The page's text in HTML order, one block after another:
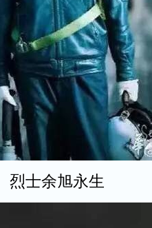
烈士余旭永生